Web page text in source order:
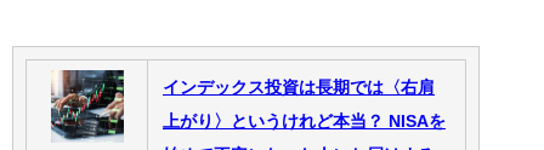
インデックス投資は長期では〈右肩
上がり〉というけれど本当？ NISAを